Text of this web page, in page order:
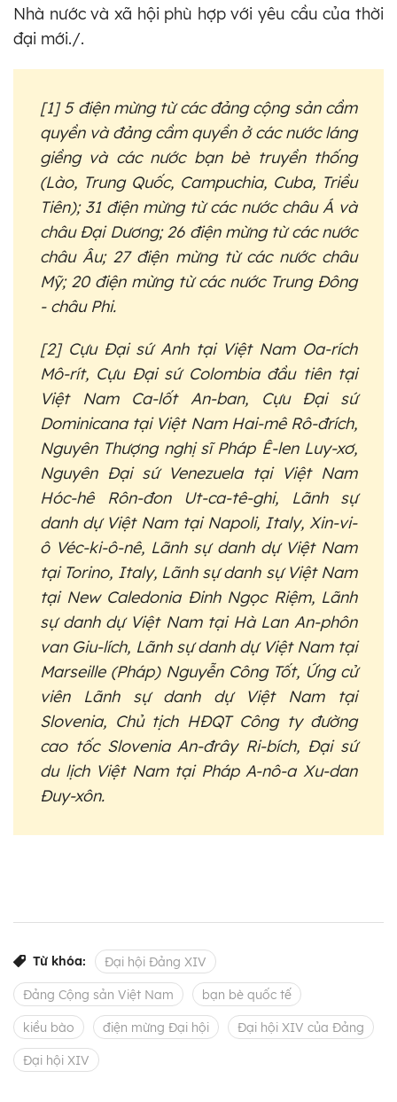
Nhà nước và xã hội phù hợp với yêu cầu của thời
đại mới./.
[1] 5 điện mừng từ các đảng cộng sản cầm
quyền và đảng cầm quyền ở các nước láng
giềng và các nước bạn bè truyền thống
(Lào, Trung Quốc, Campuchia, Cuba, Triều
Tiên); 31 điện mừng từ các nước châu Á và
châu Đại Dương; 26 điện mừng từ các nước
châu Âu; 27 điện mừng từ các nước châu
Mỹ; 20 điện mừng từ các nước Trung Đông
- châu Phi.
[2] Cựu Đại sứ Anh tại Việt Nam Oa-rích
Mô-rít, Cựu Đại sứ Colombia đầu tiên tại
Việt Nam Ca-lốt An-ban, Cựu Đại sứ
Dominicana tại Việt Nam Hai-mê Rô-đrích,
Nguyên Thượng nghị sĩ Pháp Ê-len Luy-xơ,
Nguyên Đại sứ Venezuela tại Việt Nam
Hóc-hê Rôn-đon Ut-ca-tê-ghi, Lãnh sự
danh dự Việt Nam tại Napoli, Italy, Xin-vi-
ô Véc-ki-ô-nê, Lãnh sự danh dự Việt Nam
tại Torino, Italy, Lãnh sự danh sự Việt Nam
tại New Caledonia Đinh Ngọc Riệm, Lãnh
sự danh dự Việt Nam tại Hà Lan An-phôn
van Giu-lích, Lãnh sự danh dự Việt Nam tại
Marseille (Pháp) Nguyễn Công Tốt, Ứng cử
viên Lãnh sự danh dự Việt Nam tại
Slovenia, Chủ tịch HĐQT Công ty đường
cao tốc Slovenia An-đrây Ri-bích, Đại sứ
du lịch Việt Nam tại Pháp A-nô-a Xu-dan
Đuy-xôn.
Từ khóa: Đại hội Đảng XIV
Đảng Cộng sản Việt Nam bạn bè quốc tế
kiều bào điện mừng Đại hội Đại hội XIV của Đảng
Đại hội XIV